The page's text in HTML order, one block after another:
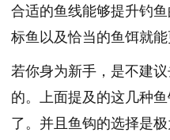
合适的鱼线能够提升钓
标鱼以及恰当的鱼饵就能
若你身为新手，是不建
的。上面提及的这几种
了。并且鱼钩的选择是